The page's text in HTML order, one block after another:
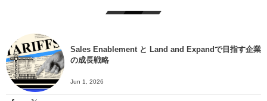
Sales Enablement と Land and Expandで目指す企業
の成長戦略
Jun 1, 2026